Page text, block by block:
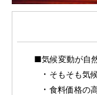
■気候変動が自
そもそも気
食料価格の